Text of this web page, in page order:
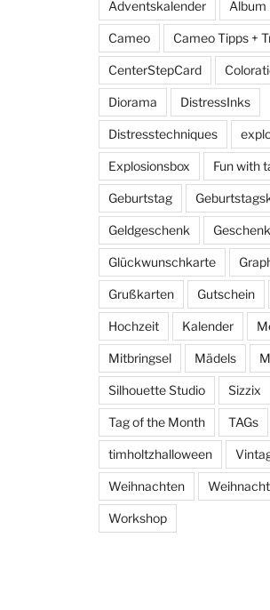
Adventskalender Album
Cameo Cameo Tipps +
CenterStepCard
Diorama DistressInks
Distresstechniques
Explosionsbox Fun with
Geburtstag
Geldgeschenk
Glückwunschkarte
Grußkarten Gutschein
Hochzeit Kalender
Mitbringsel Mädels
Silhouette Studio Sizzix
Tag of the Month TAGs
timholtzhalloween
Weihnachten
Workshop